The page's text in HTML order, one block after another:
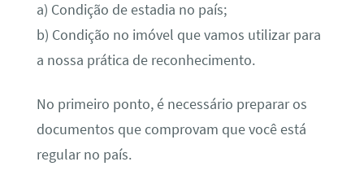
a) Condição de estadia no país;
b) Condição no imóvel que vamos utilizar para
a nossa prática de reconhecimento.
No primeiro ponto, é necessário preparar os
documentos que comprovam que você está
regular no país.